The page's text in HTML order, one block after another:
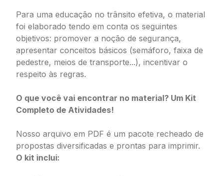
Para uma educação no trânsito efetiva, o material
foi elaborado tendo em conta os seguintes
objetivos: promover a noção de segurança,
apresentar conceitos básicos (semáforo, faixa de
pedestre, meios de transporte...), incentivar o
respeito às regras.
O que você vai encontrar no material? Um Kit
Completo de Atividades!
Nosso arquivo em PDF é um pacote recheado de
propostas diversificadas e prontas para imprimir.
O kit inclui: